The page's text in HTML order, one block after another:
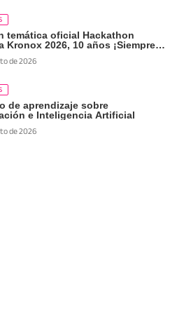
temática oficial Hackathon
Kronox 2026, 10 años ¡Siempre
de 2026
de aprendizaje sobre
e Inteligencia Artificial
de 2026